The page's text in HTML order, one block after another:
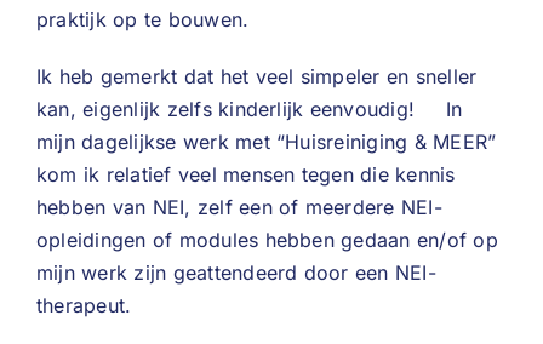
praktijk op te bouwen.
Ik heb gemerkt dat het veel simpeler en sneller
kan, eigenlijk zelfs kinderlijk eenvoudig! In
mijn dagelijkse werk met “Huisreiniging & MEER”
kom ik relatief veel mensen tegen die kennis
hebben van NEI, zelf een of meerdere NEI-
opleidingen of modules hebben gedaan en/of op
mijn werk zijn geattendeerd door een NEI-
therapeut.